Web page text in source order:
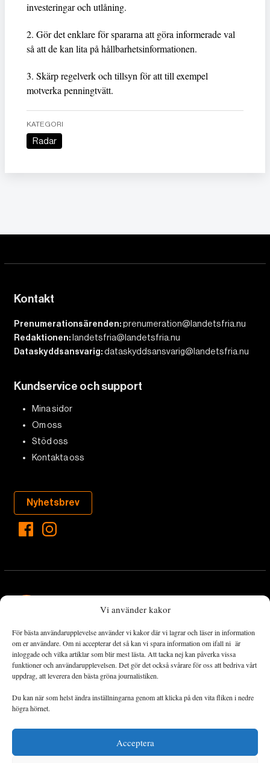
Vi använder kakor
För bästa användarupplevelse använder vi kakor där vi lagrar och läser in information
om er användare. Om ni accepterar det så kan vi spara information om ifall ni är
inloggade och vilka artiklar som blir mest lästa. Att tacka nej kan påverka vissa
funktioner och användarupplevelsen. Det gör det också svårare för oss att bedriva vårt
uppdrag, att leverera den bästa gröna journalistiken.
Du kan när som helst ändra inställningarna genom att klicka på den vita fliken i nedre
högra hörnet.
Acceptera
investeringar och utlåning.
2. Gör det enklare för spararna att göra informerade val
så att de kan lita på hållbarhetsinformationen.
3. Skärp regelverk och tillsyn för att till exempel
motverka penningtvätt.
KATEGORI
Radar
Kontakt
Prenumerationsärenden:prenumeration@landetsfria.nu
Redaktionen: landetsfria@landetsfria.nu
Dataskyddsansvarig:dataskyddsansvarig@landetsfria.nu
Kundservice och support
Mina sidor
Om oss
Stöd oss
Kontakta oss
Nyhetsbrev
Landets Fria Tidning är en nyhetstidning med bred bevakning av
det viktigaste som händer lokalt och globalt och med fokus på
omställningsrörelsen. En omställning till ett hållbart samhälle går
både via starka och lika rättigheter för alla människor, minskade
ekonomiska och sociala klyftor, samt utrymme för allt levande att
utvecklas och frodas.